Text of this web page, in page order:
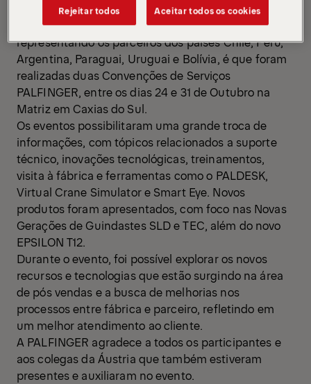
Com 25 participantes, representando nossos
parceiros de Serviços no Brasil e 10 participantes,
representando os parceiros dos países Chile, Peru,
Argentina, Paraguai, Uruguai e Bolívia, é que foram
realizadas duas Convenções de Serviços
PALFINGER, entre os dias 24 e 31 de Outubro na
Matriz em Caxias do Sul.
Os eventos possibilitaram uma grande troca de
informações, com tópicos relacionados a suporte
técnico, inovações tecnológicas, treinamentos,
visita à fábrica e ferramentas como o PALDESK,
Virtual Crane Simulator e Smart Eye. Novos
produtos foram apresentados, com foco nas Novas
Gerações de Guindastes SLD e TEC, além do novo
EPSILON T12.
Durante o evento, foi possível explorar os novos
recursos e tecnologias que estão surgindo na área
de pós vendas e a busca de melhorias nos
processos entre fábrica e parceiro, refletindo em
um melhor atendimento ao cliente.
A PALFINGER agradece a todos os participantes e
aos colegas da Áustria que também estiveram
presentes e auxiliaram no evento.
Rejeitar todos Aceitar todos os cookies